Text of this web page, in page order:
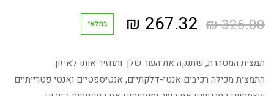
326.00
₪ המחיר
המקורי
היה:
267.32
₪ המחיר
הנוכחי
הוא:
במלאי
תמצית המטהרת, שתנקה את העור שלך ותחזיר אותו לאיזון.
התמצית מכילה רכיבים אנטי-דלקתיים, אנטיספטיים ואנטי פטרייתיים